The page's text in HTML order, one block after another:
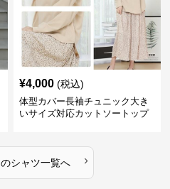
¥4,000 (税込)
体型カバー長袖チュニック大き
いサイズ対応カットソートップ
のシャツ一覧へ ›